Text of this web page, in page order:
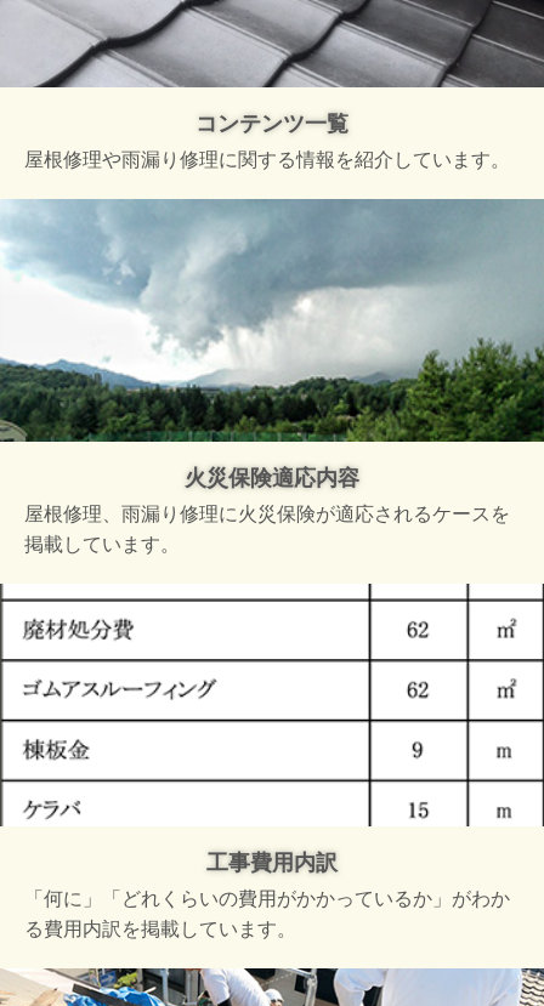
コンテンツ一覧
屋根修理や雨漏り修理に関する情報を紹介しています。
火災保険適応内容
屋根修理、雨漏り修理に火災保険が適応されるケースを
掲載しています。
工事費用内訳
「何に」「どれくらいの費用がかかっているか」がわか
る費用内訳を掲載しています。